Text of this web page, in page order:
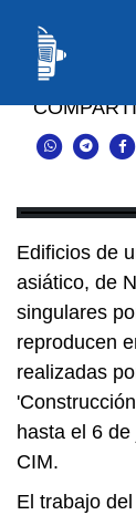
metálicas
Edificios de
asiático, de
singulares
reproducen
realizadas
hasta el 6
CIM.
El trabajo